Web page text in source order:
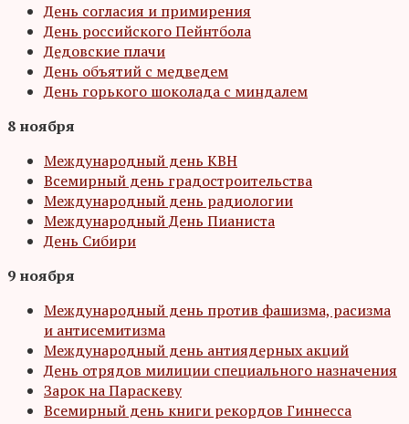
День согласия и примирения
День российского Пейнтбола
Дедовские плачи
День объятий с медведем
День горького шоколада с миндалем
8 ноября
Международный день КВН
Всемирный день градостроительства
Международный день радиологии
Международный День Пианиста
День Сибири
9 ноября
Международный день против фашизма, расизма
и антисемитизма
Международный день антиядерных акций
День отрядов милиции специального назначения
Зарок на Параскеву
Всемирный день книги рекордов Гиннесса